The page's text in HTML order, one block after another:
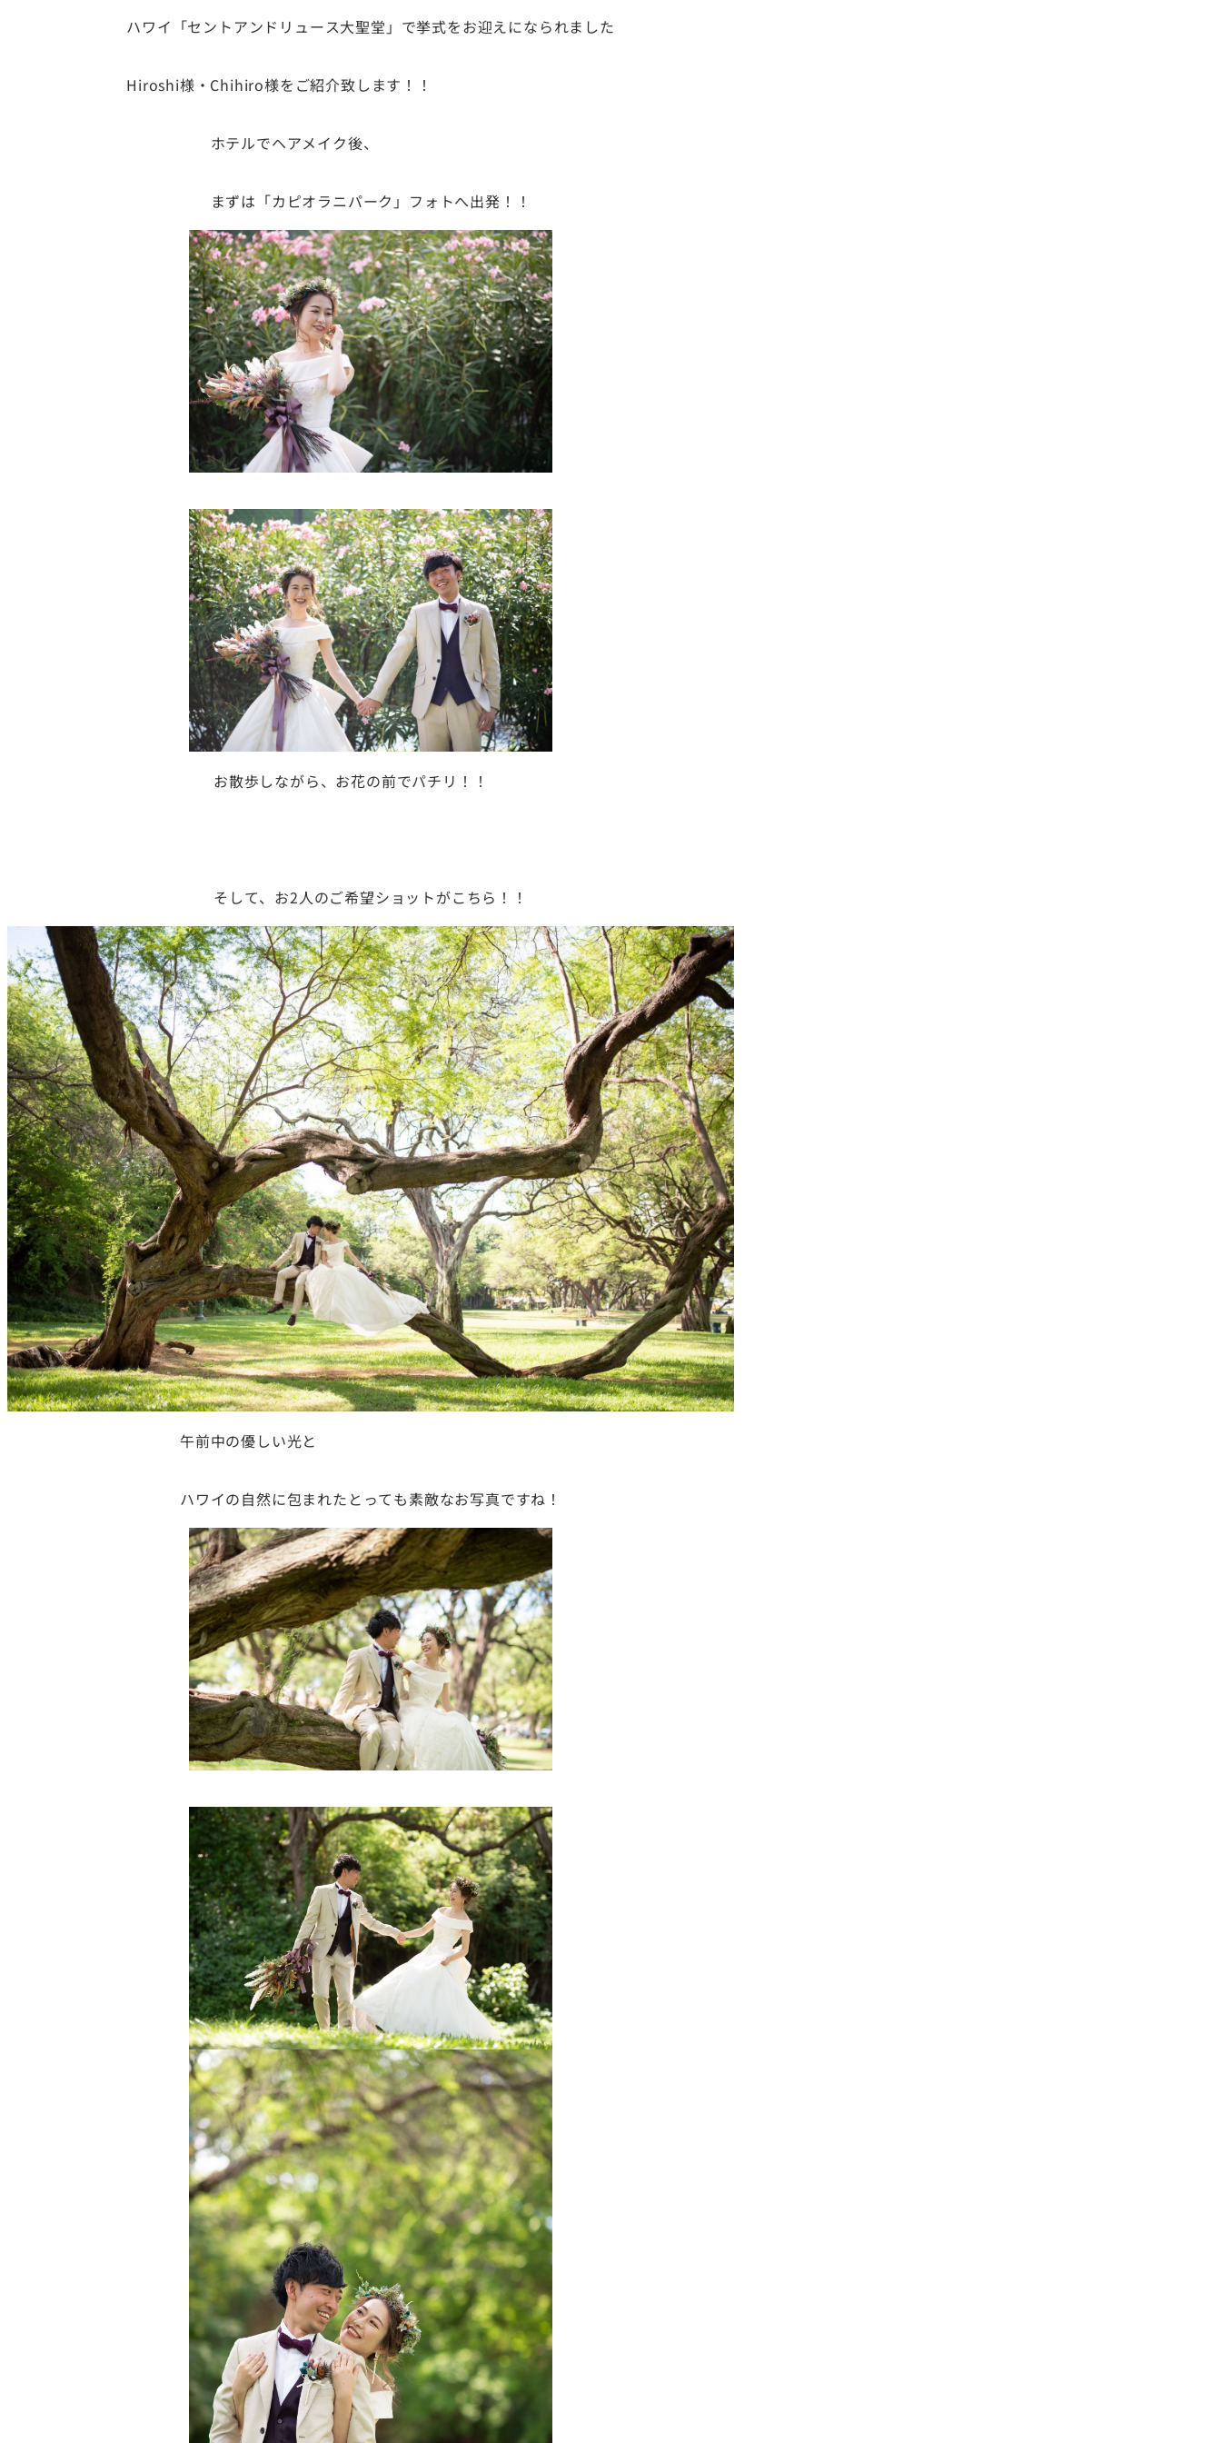
ハワイ「セントアンドリュース大聖堂」で挙式をお迎えになられました
Hiroshi様・Chihiro様をご紹介致します！！
ホテルでヘアメイク後、
まずは「カピオラニパーク」フォトへ出発！！
お散歩しながら、お花の前でパチリ！！
そして、お2人のご希望ショットがこちら！！
午前中の優しい光と
ハワイの自然に包まれたとっても素敵なお写真ですね！